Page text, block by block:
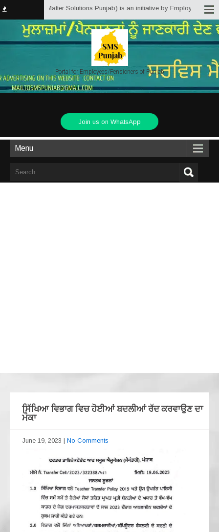
(Service Matter Solutions Punjab) is an initiative by Employees/
Portal for Employees/Pensioners of Punjab
Join us on WhatsApp
Menu
ਸਿੱਖਿਆ ਵਿਭਾਗ ਵਿਚ ਹੋਈਆਂ ਬਦਲੀਆਂ ਰੱਦ ਕਰਵਾਉਣ ਦਾ
ਮੌਕਾ
June 19, 2023 | No Comments